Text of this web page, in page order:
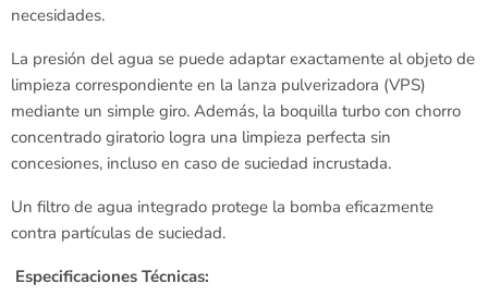
necesidades.
La presión del agua se puede adaptar exactamente al objeto de
limpieza correspondiente en la lanza pulverizadora (VPS)
mediante un simple giro. Además, la boquilla turbo con chorro
concentrado giratorio logra una limpieza perfecta sin
concesiones, incluso en caso de suciedad incrustada.
Un filtro de agua integrado protege la bomba eficazmente
contra partículas de suciedad.
Especificaciones Técnicas: